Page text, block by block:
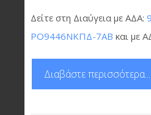
Δείτε στη Διαύγεια με ΑΔΑ:
ΡΟ9446ΝΚΠΔ-7ΑΒ και με
Διαβάστε περισσότερα...